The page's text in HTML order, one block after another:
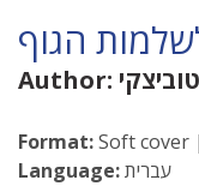
הגוף
Author:
Format:Soft cover
Language:עברית